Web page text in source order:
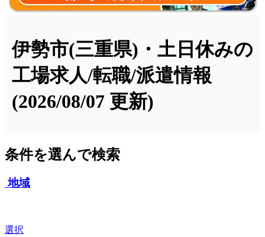
伊勢市(三重県)・土日休みの
工場求人/転職/派遣情報
(2026/08/07 更新)
条件を選んで検索
地域
選択